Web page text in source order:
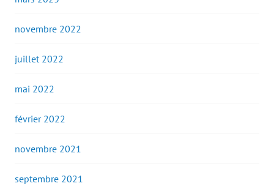
novembre 2022
juillet 2022
mai 2022
février 2022
novembre 2021
septembre 2021